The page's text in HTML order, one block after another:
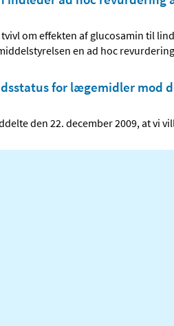
om effekten af glucosamin til
en ad hoc
for lægemidler mod
den 22. december 2009, at vi